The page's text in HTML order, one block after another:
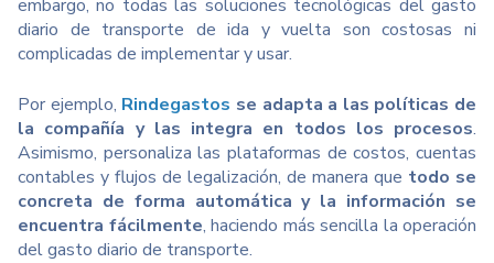
embargo, no todas las soluciones tecnológicas del gasto
diario de transporte de ida y vuelta son costosas ni
complicadas de implementar y usar.
Por ejemplo, Rindegastos se adapta a las políticas de
la compañía y las integra en todos los procesos.
Asimismo, personaliza las plataformas de costos, cuentas
contables y flujos de legalización, de manera que todo se
concreta de forma automática y la información se
encuentra fácilmente, haciendo más sencilla la operación
del gasto diario de transporte.